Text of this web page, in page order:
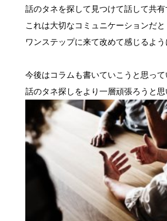
話のタネを探して見つけて話して共有
これは大切なコミュニケーションだと
ワンステップに来て改めて感じるよう
今後はコラムも書いていこうと思って
話のタネ探しをより一層頑張ろうと思